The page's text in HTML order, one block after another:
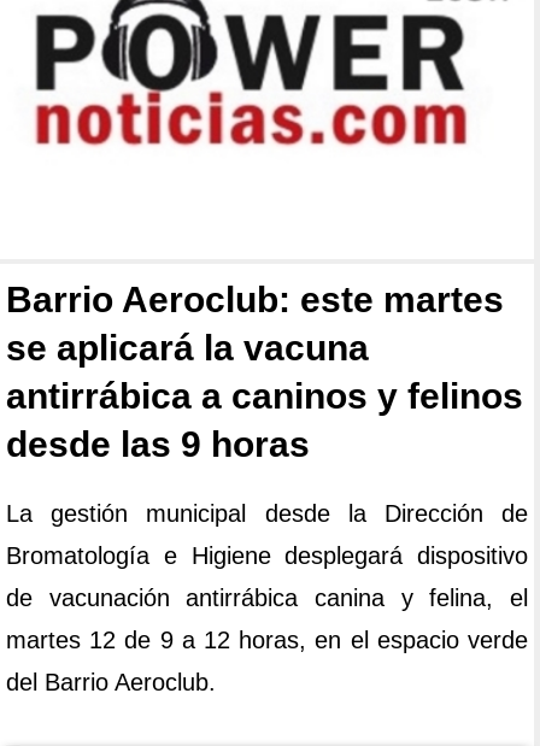
Barrio Aeroclub: este martes
se aplicará la vacuna
antirrábica a caninos y felinos
desde las 9 horas
La gestión municipal desde la Dirección de
Bromatología e Higiene desplegará dispositivo
de vacunación antirrábica canina y felina, el
martes 12 de 9 a 12 horas, en el espacio verde
del Barrio Aeroclub.